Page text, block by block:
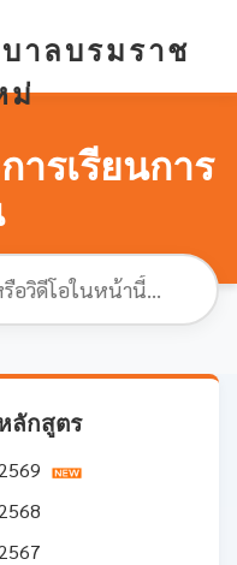
าลบรมราช
ม่
ารเรียนการ
ลักสูตร